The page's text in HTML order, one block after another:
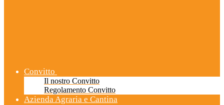
Convitto
Il nostro Convitto
Regolamento Convitto
Azienda Agraria e Cantina